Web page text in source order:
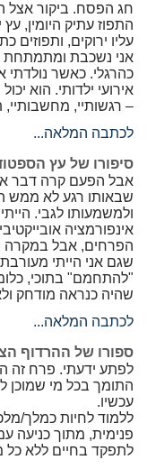
חג הפסח. ביקור אצל
התפוז עתיק היומין, עץ
עליו ירוקים, ותפוזים
אני נשכבת ומתמתחת
כהרגלי. כאשר נולדתי
אירועי ילדותי. הוא
– רגשותיי, מחשבותיי,
לכתבה המלאה...
סיפורו של עץ
אבל הפעם קרה דבר
שבאותו רגע לא ממש
ולמשמעותו לגבי.
אינפורמציה
הפרחים, אבל
שגם אני הייתי
"להתחמם" בתוכי,
שהיה כנראה מודחק
לכתבה המלאה...
ספורו של ההרדוף
לפתע ידעתי. פרח זה
התומך בכל מי שמוכן
עכשיו.
ללמוד לחיות כמלך/
פנימית, מתוך כניעה
לתפקד בחיים ללא כל